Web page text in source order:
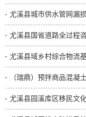
尤溪县城市供水管网漏
尤溪县国省道路全过程
尤溪县域乡村综合物流
（瑞鼎）预拌商品混凝
尤溪县园溪库区移民文